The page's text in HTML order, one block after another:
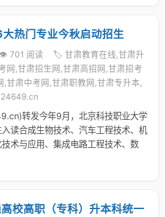
热门专业今秋启动招生
👁️ 701 阅读
🏷️ 甘肃教育在线,甘肃升
网,甘肃招生网,甘肃高招网,甘肃招考
,甘肃中考网,甘肃职教网,甘肃专升本,
转发今年9月，北京科技职业大学
读合成生物技术、汽车工程技术、机
术与应用、集成电路工程技术、数
校高职（专科）升本科统一